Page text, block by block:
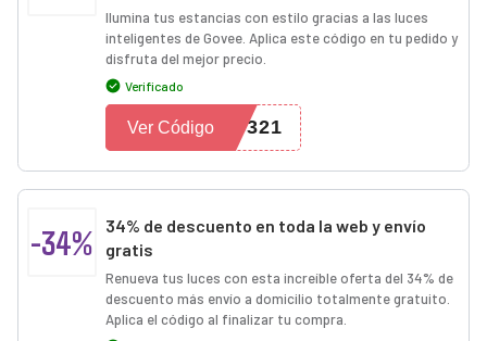
Ilumina tus estancias con estilo gracias a las luces
inteligentes de Govee. Aplica este código en tu pedido y
disfruta del mejor precio.
Verificado
C321
Ver Código
-34%
34% de descuento en toda la web y envío
gratis
Renueva tus luces con esta increíble oferta del 34% de
descuento más envío a domicilio totalmente gratuito.
Aplica el código al finalizar tu compra.